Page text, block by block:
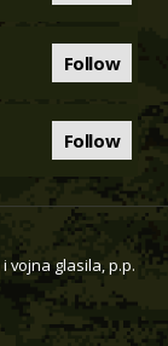
Follow
Follow
vojna glasila, p.p.